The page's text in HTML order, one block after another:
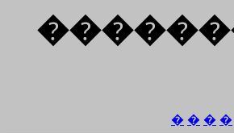
� � � �